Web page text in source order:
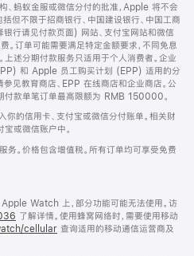
、蚂蚁金服或微信分付的批准，Apple 将不会
但不限于招商银行、中国建设银行、中国工商
银行请见付款页面) 网站、支付宝网站和微信
。订单可能需要满足特定金额要求，不同免息
述分期付款服务只适用于个人消费者。企业
和 Apple 员工购买计划 (EPP) 适用的分
见教育商店、EPP 在线商店和企业商店。公
付款单笔订单最高限额为 RMB 150000。
你的信用卡、支付宝或微信分付账单。相关财
或微信账户中。
务。价格包含增值税。所有订单均可享受免费
Watch 上，部分功能可能无法使用。访
(在
新
了解详情。使用蜂窝网络时，需要使用移动
cellular 查询适用的移动通信运营商及